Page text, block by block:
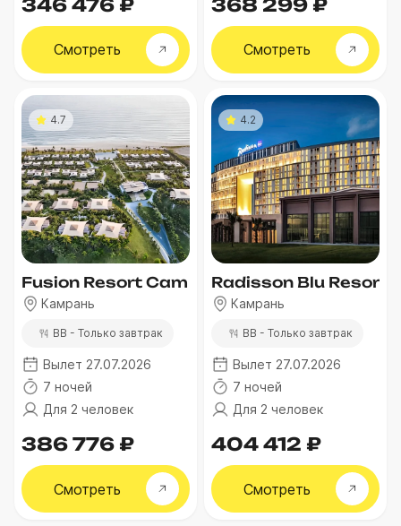
346 476 ₽
Смотреть
368 299 ₽
Смотреть
4.7
Fusion Resort Cam Ranh
Камрань
BB - Только завтрак
Вылет 27.07.2026
7 ночей
Для 2 человек
386 776 ₽
Смотреть
4.2
Radisson Blu Resort
Камрань
BB - Только завтрак
Вылет 27.07.2026
7 ночей
Для 2 человек
404 412 ₽
Смотреть